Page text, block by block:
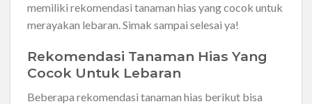
memiliki rekomendasi tanaman hias yang cocok untuk
merayakan lebaran. Simak sampai selesai ya!
Rekomendasi Tanaman Hias Yang
Cocok Untuk Lebaran
Beberapa rekomendasi tanaman hias berikut bisa